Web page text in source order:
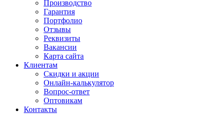
Производство
Гарантия
Портфолио
Отзывы
Реквизиты
Вакансии
Карта сайта
Клиентам
Скидки и акции
Онлайн-калькулятор
Вопрос-ответ
Оптовикам
Контакты